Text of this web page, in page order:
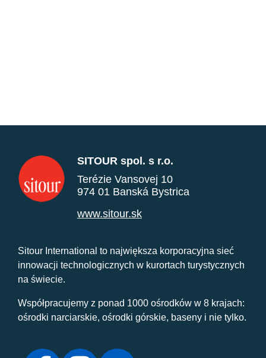
SITOUR spol. s r.o.
Terézie Vansovej 10
974 01 Banská Bystrica
www.sitour.sk
Sitour International to największa korporacyjna sieć
innowacji technologicznych w kurortach turystycznych
na świecie.
Współpracujemy z ponad 1000 ośrodków w 8 krajach:
ośrodki narciarskie, ośrodki górskie, baseny i nie tylko.